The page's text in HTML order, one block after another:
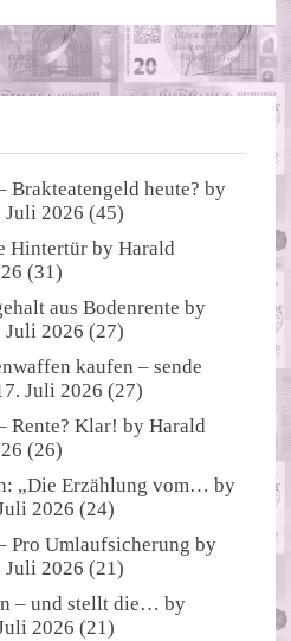
heute? by
Juli 2026 (45)
Hintertür byHarald
(31)
aus Bodenrente by
Juli 2026 (27)
kaufen – sende
Juli 2026 (27)
Rente? Klar! byHarald
(26)
„Die Erzählung vom… by
2026 (24)
Pro Umlaufsicherung by
Juli 2026 (21)
– und stellt die… by
2026 (21)